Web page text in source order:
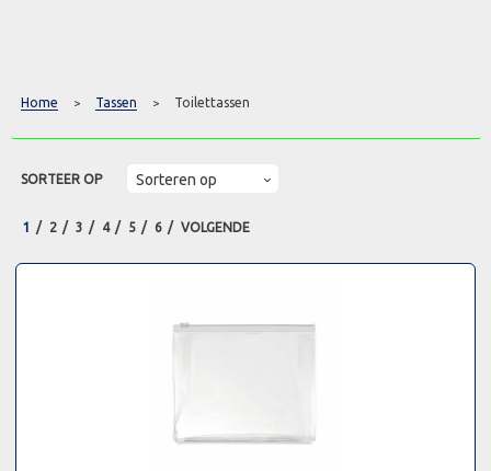
Home > Tassen > Toilettassen
SORTEER OP
1 2 3 4 5 6 VOLGENDE